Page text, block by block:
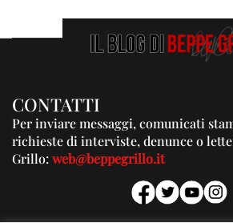
CONTATTI
Per inviare messaggi, comunicati
richieste di interviste, denunce o
Grillo:web@beppegrillo.it